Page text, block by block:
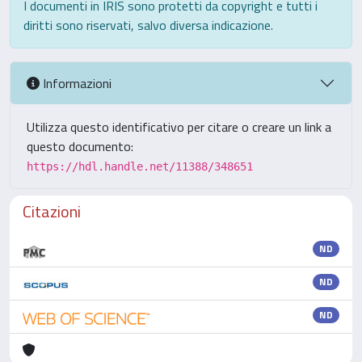
I documenti in IRIS sono protetti da copyright e tutti i
diritti sono riservati, salvo diversa indicazione.
Informazioni
Utilizza questo identificativo per citare o creare un link a
questo documento:
https://hdl.handle.net/11388/348651
Citazioni
ND
ND
ND